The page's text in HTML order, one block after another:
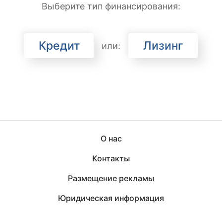
Выберите тип финансирования:
Кредит или: Лизинг
О нас
Контакты
Размещение рекламы
Юридическая информация